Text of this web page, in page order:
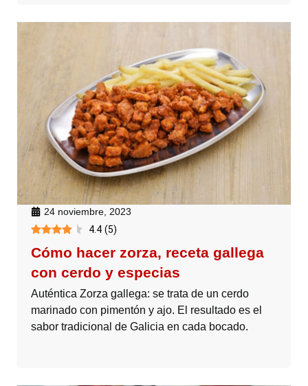
24 noviembre, 2023
4.4 (5)
Cómo hacer zorza, receta gallega
con cerdo y especias
Auténtica Zorza gallega: se trata de un cerdo
marinado con pimentón y ajo. El resultado es el
sabor tradicional de Galicia en cada bocado.